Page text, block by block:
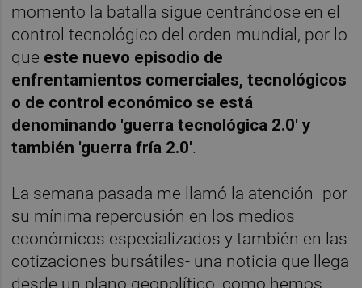
momento la batalla sigue centrándose en el
control tecnológico del orden mundial, por lo
que este nuevo episodio de
enfrentamientos comerciales, tecnológicos
o de control económico se está
denominando 'guerra tecnológica 2.0' y
también 'guerra fría 2.0'.
La semana pasada me llamó la atención -por
su mínima repercusión en los medios
económicos especializados y también en las
cotizaciones bursátiles- una noticia que llega
desde un plano geopolítico, como hemos